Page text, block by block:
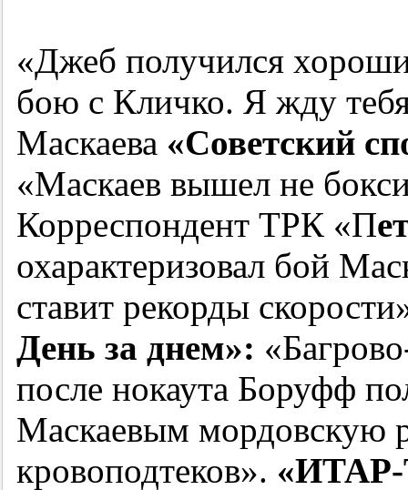
«Джеб получился
бою с Кличко. Я жду
Маскаева «Советский
«Маскаев вышел не
Корреспондент ТРК «П
охарактеризовал бой
ставит рекорды
День за днем»:
после нокаута Боруфф
Маскаевым мордовскую
кровоподтеков».